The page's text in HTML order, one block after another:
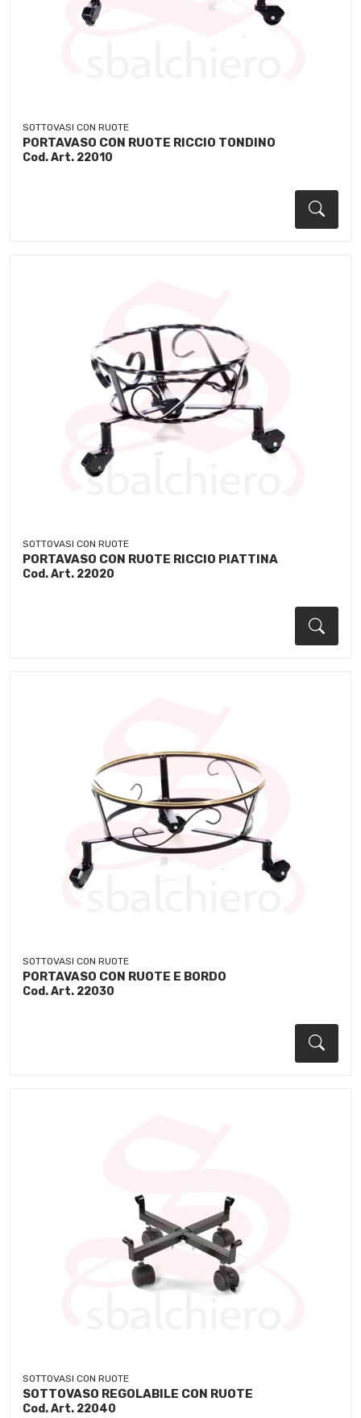
SOTTOVASI CON RUOTE
PORTAVASO CON RUOTE RICCIO TONDINO
Cod. Art. 22010
SOTTOVASI CON RUOTE
PORTAVASO CON RUOTE RICCIO PIATTINA
Cod. Art. 22020
SOTTOVASI CON RUOTE
PORTAVASO CON RUOTE E BORDO
Cod. Art. 22030
SOTTOVASI CON RUOTE
SOTTOVASO REGOLABILE CON RUOTE
Cod. Art. 22040